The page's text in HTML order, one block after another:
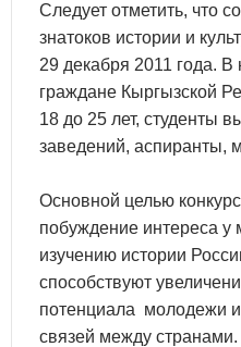
Следует отметить, что
знатоков истории и
29 декабря 2011 года.
граждане Кыргызской
18 до 25 лет, студенты
заведений, аспиранты,
Основной целью
побуждение интереса у
изучению истории
способствуют
потенциала молодежи
связей между странами.